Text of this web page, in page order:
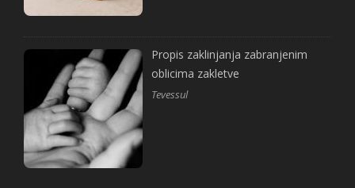
Propis zaklinjanja zabranjenim
oblicima zakletve
Tevessul